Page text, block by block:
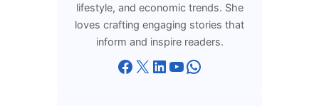
lifestyle, and economic trends. She
loves crafting engaging stories that
inform and inspire readers.
Facebook X LinkedIn YouTube WhatsApp